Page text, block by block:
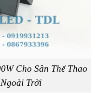
Cho Sân Thể Thao
Trời